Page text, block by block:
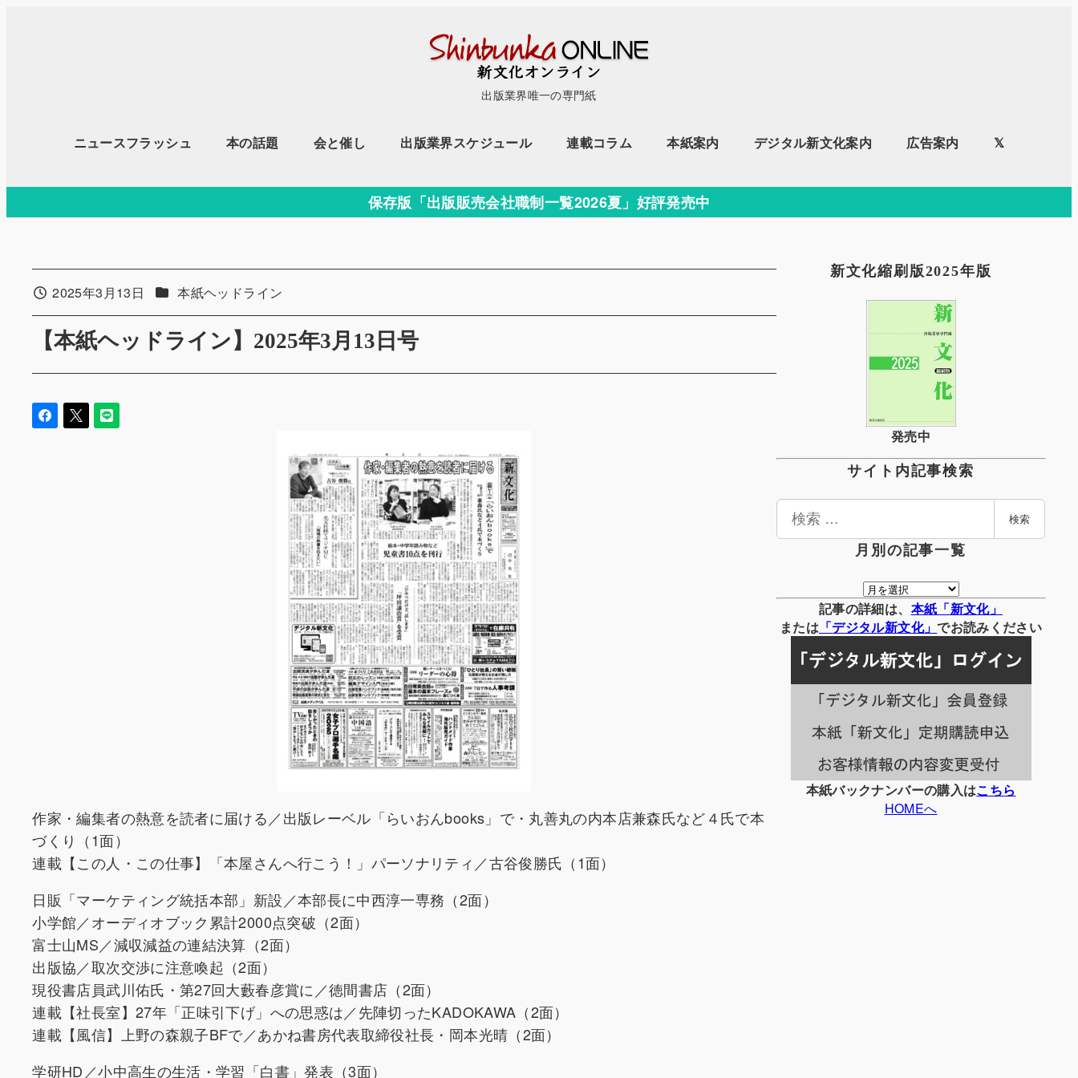
移
出版業界唯一の専門紙
ニュースフラッシュ 本の話題 会と催し 出版業界スケジュール 連載コラム 本紙案内 デジタル新文化案内 広告案内 𝕏
保存版「出版販売会社職制一覧2026夏」好評発売中
【本紙ヘッドライン】2025年3月13日号
投稿日2025年3月13日 カテゴリー
本紙ヘッドライン
作家・編集者の熱意を読者に届ける／出版レーベル「らいおんbooks」で・丸善丸の内本店兼森氏など４氏で本
づくり（1面）
連載【この人・この仕事】「本屋さんへ行こう！」パーソナリティ／古谷俊勝氏（1面）
日販「マーケティング統括本部」新設／本部長に中西淳一専務（2面）
小学館／オーディオブック累計2000点突破（2面）
富士山MS／減収減益の連結決算（2面）
出版協／取次交渉に注意喚起（2面）
現役書店員武川佑氏・第27回大藪春彦賞に／徳間書店（2面）
連載【社長室】27年「正味引下げ」への思惑は／先陣切ったKADOKAWA（2面）
連載【風信】上野の森親子BFで／あかね書房代表取締役社長・岡本光晴（2面）
学研HD／小中高生の生活・学習「白書」発表（3面）
新文化縮刷版2025年版
発売中
サイト内記事検索
検
検索
月別の記事一覧
月
別
の
事
一
覧
記事の詳細は、 本紙「新文化」
または 「デジタル新文化」でお読みください
本紙バックナンバーの購入はこちら
HOMEへ